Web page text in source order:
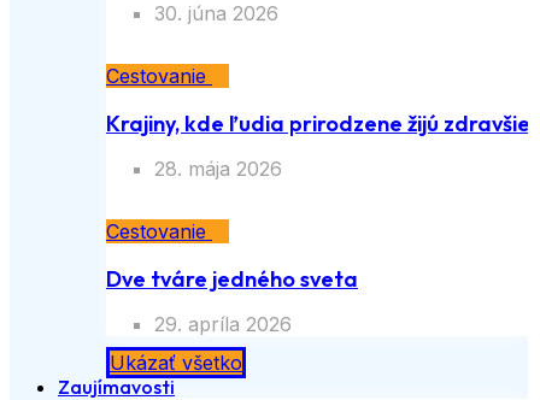
30. júna 2026
Cestovanie
Krajiny, kde ľudia prirodzene žijú zdravšie
28. mája 2026
Cestovanie
Dve tváre jedného sveta
29. apríla 2026
Ukázať všetko
Zaujímavosti